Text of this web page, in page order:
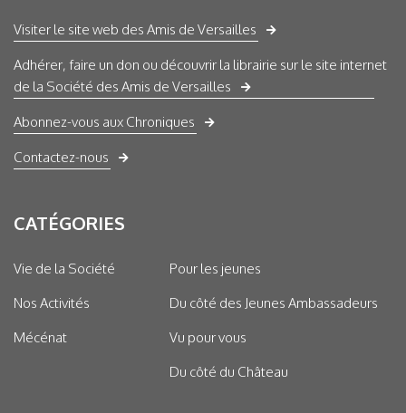
Visiter le site web des Amis de Versailles
Adhérer, faire un don ou découvrir la librairie sur le site internet
de la Société des Amis de Versailles
Abonnez-vous aux Chroniques
Contactez-nous
CATÉGORIES
Vie de la Société
Nos Activités
Mécénat
Pour les jeunes
Du côté des Jeunes Ambassadeurs
Vu pour vous
Du côté du Château